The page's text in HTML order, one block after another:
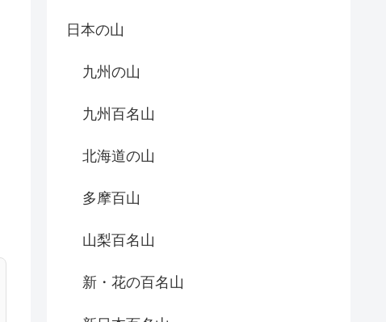
日本の山
九州の山
九州百名山
北海道の山
多摩百山
山梨百名山
新・花の百名山